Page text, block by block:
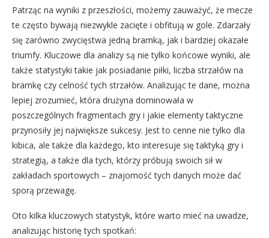
Patrząc na wyniki z przeszłości, możemy zauważyć, że mecze
te często bywają niezwykle zacięte i obfitują w gole. Zdarzały
się zarówno zwycięstwa jedną bramką, jak i bardziej okazałe
triumfy. Kluczowe dla analizy są nie tylko końcowe wyniki, ale
także statystyki takie jak posiadanie piłki, liczba strzałów na
bramkę czy celność tych strzałów. Analizując te dane, można
lepiej zrozumieć, która drużyna dominowała w
poszczególnych fragmentach gry i jakie elementy taktyczne
przynosiły jej największe sukcesy. Jest to cenne nie tylko dla
kibica, ale także dla każdego, kto interesuje się taktyką gry i
strategią, a także dla tych, którzy próbują swoich sił w
zakładach sportowych – znajomość tych danych może dać
sporą przewagę.
Oto kilka kluczowych statystyk, które warto mieć na uwadze,
analizując historię tych spotkań: